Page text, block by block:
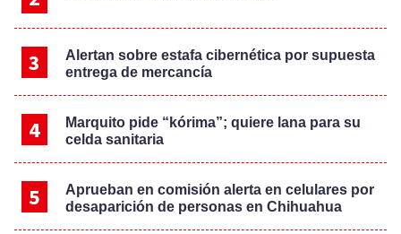
Alertan sobre estafa cibernética por supuesta
entrega de mercancía
Marquito pide “kórima”; quiere lana para su
celda sanitaria
Aprueban en comisión alerta en celulares por
desaparición de personas en Chihuahua